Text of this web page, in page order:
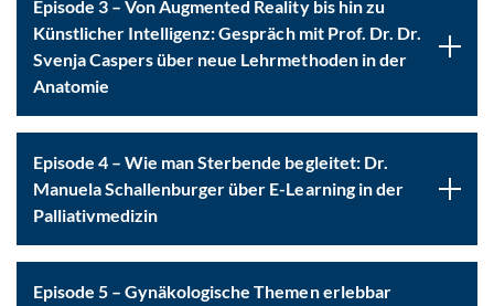
Episode 3 – Von Augmented Reality bis hin zu
Künstlicher Intelligenz: Gespräch mit Prof. Dr. Dr.
Svenja Caspers über neue Lehrmethoden in der
Anatomie
Episode 4 – Wie man Sterbende begleitet: Dr.
Manuela Schallenburger über E-Learning in der
Palliativmedizin
Episode 5 – Gynäkologische Themen erlebbar